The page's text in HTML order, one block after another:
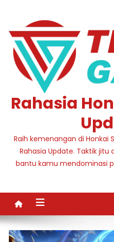
content
Rahasia
Raih kemenangan di Honkai
Rahasia Update. Taktik
bantu kamu mendominasi